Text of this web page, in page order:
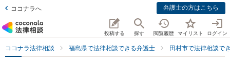
ココナラへ 弁護士の方はこちら
投稿する 探す 閲覧履歴 マイリスト ログイン
ココナラ法律相談 福島県で法律相談できる弁護士 田村市で法律相談で